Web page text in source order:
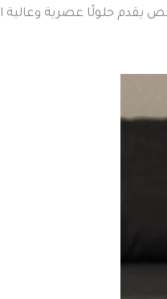
يقدم حلولًا عصرية وعالية